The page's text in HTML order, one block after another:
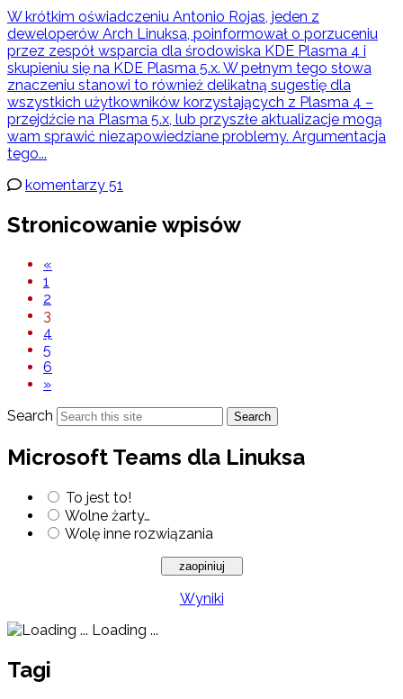
W krótkim oświadczeniu Antonio Rojas, jeden z
deweloperów Arch Linuksa, poinformował o porzuceniu
przez zespół wsparcia dla środowiska KDE Plasma 4 i
skupieniu się na KDE Plasma 5.x. W pełnym tego słowa
znaczeniu stanowi to również delikatną sugestię dla
wszystkich użytkowników korzystających z Plasma 4 –
przejdźcie na Plasma 5.x, lub przyszłe aktualizacje mogą
wam sprawić niezapowiedziane problemy. Argumentacja
tego...
komentarzy 51
Stronicowanie wpisów
«
1
2
3
4
5
6
»
Search
Search
Microsoft Teams dla Linuksa
To jest to!
Wolne żarty…
Wolę inne rozwiązania
Wyniki
Loading ...
Tagi